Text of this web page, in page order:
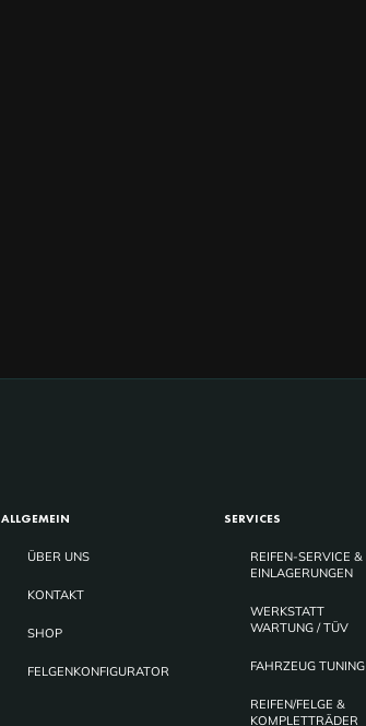
ALLGEMEIN
ÜBER UNS
KONTAKT
SHOP
FELGENKONFIGURATOR
SERVICES
REIFEN-SERVICE &
EINLAGERUNGEN
WERKSTATT
WARTUNG / TÜV
FAHRZEUG TUNING
REIFEN/FELGE &
KOMPLETTRÄDER